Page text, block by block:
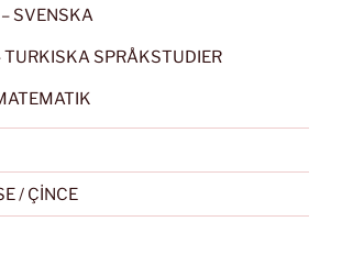
SVENSKA
TURKISKA SPRÅKSTUDIER
/ ÇİNCE